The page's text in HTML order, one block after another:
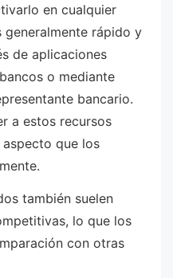
en cualquier
generalmente rápido y
de aplicaciones
o mediante
bancario.
a estos recursos
que los
también suelen
lo que los
con otras